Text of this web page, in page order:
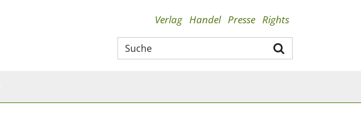
Verlag Handel Presse Rights